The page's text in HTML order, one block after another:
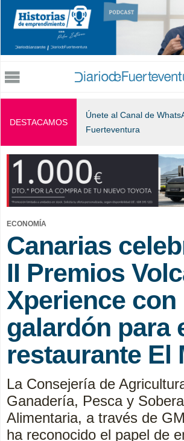
Jump to navigation
DESTACAMOS
Únete al Canal de
Fuerteventura
ECONOMÍA
Canarias
II Premios
Xperience con
galardón para
restaurante El
La Consejería de
Ganadería, Pesca y
Alimentaria, a través de
ha reconocido el papel de